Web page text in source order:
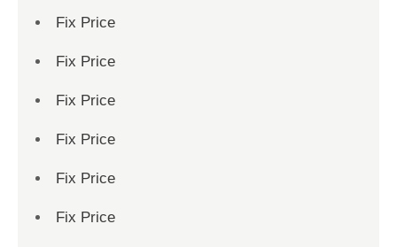
Fix Price
Fix Price
Fix Price
Fix Price
Fix Price
Fix Price